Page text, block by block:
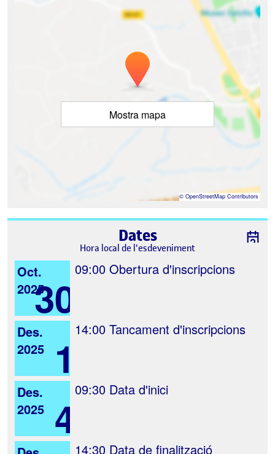
Mostra mapa
© OpenStreetMap Contributors
Dates
Hora local de l'esdeveniment
Oct.
202530
09:00 Obertura d'inscripcions
Des.
2025
1
14:00 Tancament d'inscripcions
Des.
2025
4
09:30 Data d'inici
14:30 Data de finalització